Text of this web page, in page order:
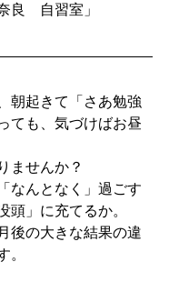
良　自習室」
朝起きて「さあ勉強
ても、気づけばお昼
ませんか？
なんとなく」過ごす
頭」に充てるか。
後の大きな結果の違
。